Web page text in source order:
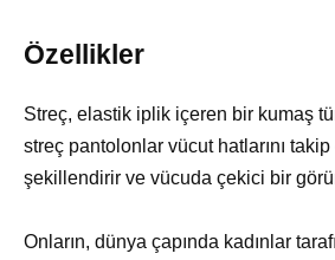
Özellikler
Streç, elastik iplik içeren bir kumaş
streç pantolonlar vücut hatlarını
şekillendirir ve vücuda çekici bir
Onların, dünya çapında kadınlar